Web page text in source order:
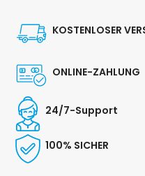
KOSTENLOSER
ONLINE-ZAHLUNG
24/7-Support
100% SICHER